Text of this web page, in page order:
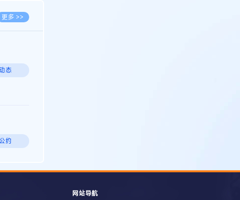
更多 >>
态
约
网站导航